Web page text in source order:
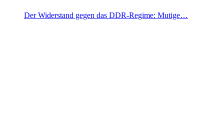
Der Widerstand gegen das DDR-Regime: Mutige…